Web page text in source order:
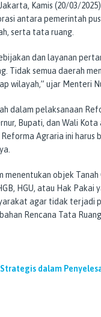
Kamis (20/03/
antara pemerintah
serta tata ruang.
dan layanan
Tidak semua daerah
wilayah,” ujar Menteri
dalam pelaksanaan
Bupati, dan Wali Kota
Agraria ini harus
menentukan objek
HGU, atau Hak Pakai
agar tidak terjadi
Rencana Tata
dalam